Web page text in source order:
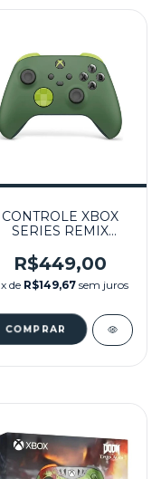
CONTROLE XBOX
SERIES REMIX
SEMINOVO - SERIES
X,S, ONE
R$449,00
x de R$149,67 sem juros